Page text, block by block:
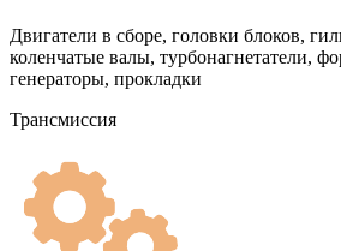
Двигатели в сборе, головки блоков,
коленчатые валы, турбонагнетатели,
генераторы, прокладки
Трансмиссия